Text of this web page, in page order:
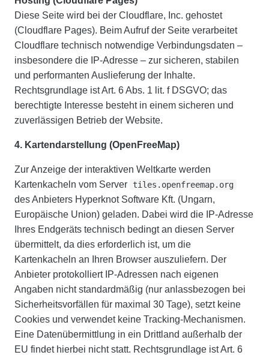
Diese Seite wird bei der Cloudflare, Inc. gehostet
(Cloudflare Pages). Beim Aufruf der Seite verarbeitet
Cloudflare technisch notwendige Verbindungsdaten –
insbesondere die IP-Adresse – zur sicheren, stabilen
und performanten Auslieferung der Inhalte.
Rechtsgrundlage ist Art. 6 Abs. 1 lit. f DSGVO; das
berechtigte Interesse besteht in einem sicheren und
zuverlässigen Betrieb der Website.
4. Kartendarstellung (OpenFreeMap)
Zur Anzeige der interaktiven Weltkarte werden
Kartenkacheln vom Server
tiles.openfreemap.org
des Anbieters Hyperknot Software Kft. (Ungarn,
Europäische Union) geladen. Dabei wird die IP-Adresse
Ihres Endgeräts technisch bedingt an diesen Server
übermittelt, da dies erforderlich ist, um die
Kartenkacheln an Ihren Browser auszuliefern. Der
Anbieter protokolliert IP-Adressen nach eigenen
Angaben nicht standardmäßig (nur anlassbezogen bei
Sicherheitsvorfällen für maximal 30 Tage), setzt keine
Cookies und verwendet keine Tracking-Mechanismen.
Eine Datenübermittlung in ein Drittland außerhalb der
EU findet hierbei nicht statt. Rechtsgrundlage ist Art. 6